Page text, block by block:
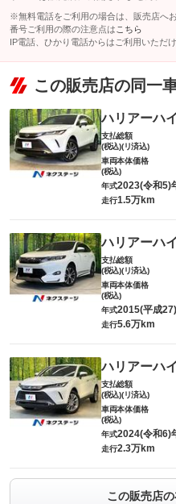
※無料電話をご利用の場合は、販売店へ
番号ご利用の際の注意点は こちら
IP電話、ひかり電話からはご利用いただけ
この販売店の同一
ハリアーハ
支払総額
(税込)(リ済込)
車両本体価格
(税込)
年式2023(令和5)
走行1.5万km
ハリアーハ
支払総額
(税込)(リ済込)
車両本体価格
(税込)
年式2015(平成
走行5.6万km
ハリアーハ
支払総額
(税込)(リ済込)
車両本体価格
(税込)
年式2024(令和6)
走行2.3万km
この販売店